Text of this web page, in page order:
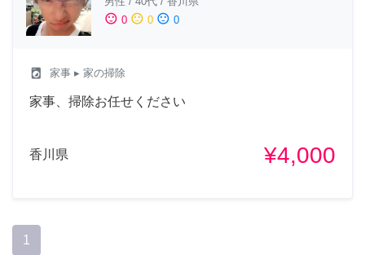
sentiment_satisfied 0 sentiment_neutral 0 sentiment_dissatisfied 0
local_laundry_service 家事 ▸ 家の掃除
家事、掃除お任せください
香川県 ¥4,000
1